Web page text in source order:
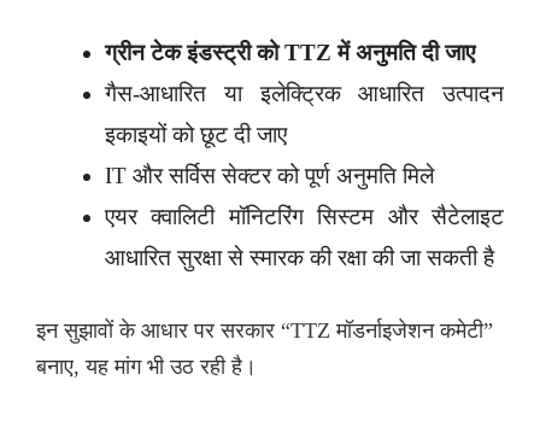
ग्रीन टेक इंडस्ट्री को TTZ में अनुमति दी जाए
गैस-आधारित या इलेक्ट्रिक आधारित उत्पादन
इकाइयों को छूट दी जाए
IT और सर्विस सेक्टर को पूर्ण अनुमति मिले
एयर क्वालिटी मॉनिटरिंग सिस्टम और सैटेलाइट
आधारित सुरक्षा से स्मारक की रक्षा की जा सकती है
इन सुझावों के आधार पर सरकार “TTZ मॉडर्नाइजेशन कमेटी”
बनाए, यह मांग भी उठ रही है।